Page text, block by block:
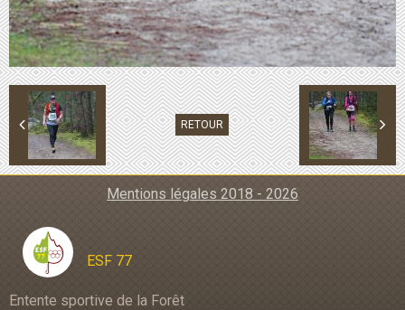
RETOUR
Mentions légales 2018 - 2026
ESF 77
Entente sportive de la Forêt